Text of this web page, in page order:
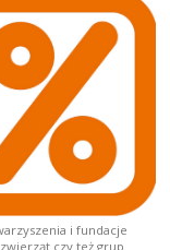
i fundacje
czy też grup